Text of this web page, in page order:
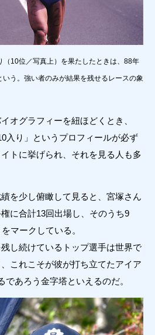
10位／写真上）を果たしたときは、88年
う。強い者のみが結果を残せるレースの象
オグラフィーを紐ほどくとき、
入り」というプロフィールが必ず
トに挙げられ、それを見る人も多
を少し俯瞰して見ると、宮塚さん
に合計13回出場し、そのうち9
マークしている。
し続けているトップ選手は世界で
これこそが彼が打ち立てたアイア
であろう金字塔といえるのだ。